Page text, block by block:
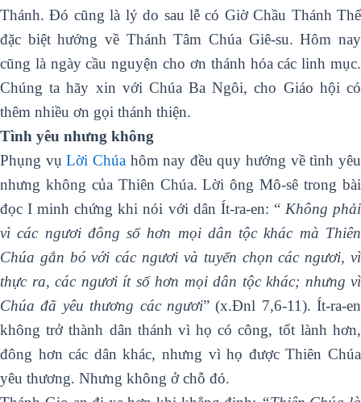
Thánh. Đó cũng là lý do sau lễ có Giờ Chầu Thánh Thể
đặc biệt hướng về Thánh Tâm Chúa Giê-su. Hôm nay
cũng là ngày cầu nguyện cho ơn thánh hóa các linh mục.
Chúng ta hãy xin với Chúa Ba Ngôi, cho Giáo hội có
thêm nhiều ơn gọi thánh thiện.
Tình yêu nhưng không
Phụng vụLời Chúahôm nay đều quy hướng về tình yêu
nhưng không của Thiên Chúa. Lời ông Mô-sê trong bài
đọc I minh chứng khi nói với dân Ít-ra-en: “ Không phải
vì các ngươi đông số hơn mọi dân tộc khác mà Thiên
Chúa gắn bó với các ngươi và tuyển chọn các ngươi, vì
thực ra, các ngươi ít số hơn mọi dân tộc khác; nhưng vì
Chúa đã yêu thương các ngươi” (x.Đnl 7,6-11). Ít-ra-en
không trở thành dân thánh vì họ có công, tốt lành hơn,
đông hơn các dân khác, nhưng vì họ được Thiên Chúa
yêu thương. Nhưng không ở chỗ đó.